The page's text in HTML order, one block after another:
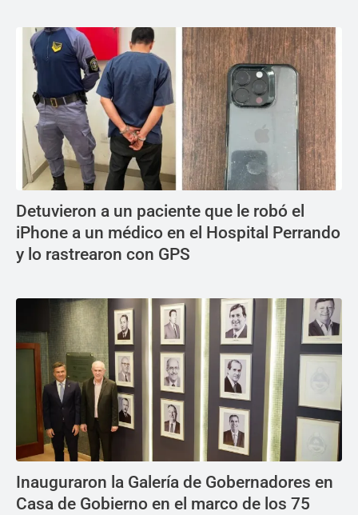
Detuvieron a un paciente que le robó el
iPhone a un médico en el Hospital Perrando
y lo rastrearon con GPS
Inauguraron la Galería de Gobernadores en
Casa de Gobierno en el marco de los 75